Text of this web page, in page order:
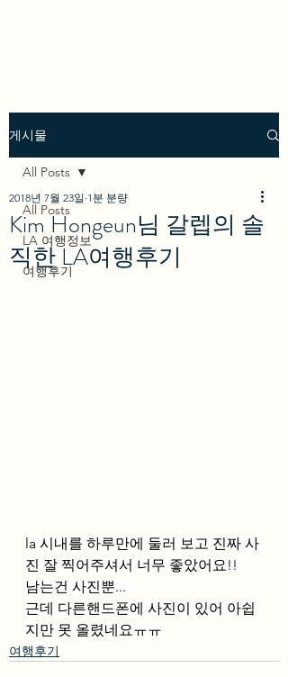
게시물
All Posts
LA 여행정보
여행후기
All Posts
Kim Hongeun님 갈렙의 솔
직한 LA여행후기
2018년 7월 23일 1분 분량
la 시내를 하루만에 둘러 보고 진짜 사
진 잘 찍어주셔서 너무 좋았어요!!
남는건 사진뿐...
근데 다른핸드폰에 사진이 있어 아쉽
지만 못 올렸네요ㅠㅠ
여행후기